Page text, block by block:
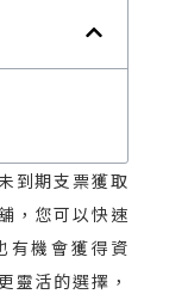
到期支票獲取
，您可以快速
有機會獲得資
靈活的選擇，